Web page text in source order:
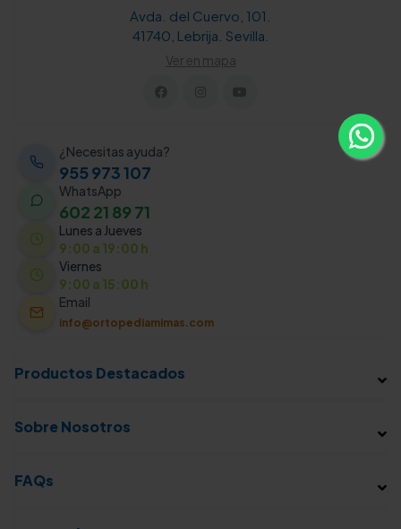
Avda. del Cuervo, 101.
41740, Lebrija. Sevilla.
Ver en mapa
¿Necesitas ayuda?
955 973 107
WhatsApp
602 21 89 71
Lunes a Jueves
9:00 a 19:00 h
Viernes
9:00 a 15:00 h
Email
info@ortopediamimas.com
Productos Destacados
Sobre Nosotros
FAQs